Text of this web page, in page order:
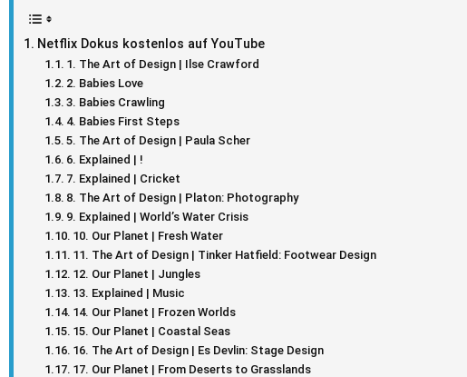
Netflix Dokus kostenlos auf YouTube
1. The Art of Design | Ilse Crawford
2. Babies Love
3. Babies Crawling
4. Babies First Steps
5. The Art of Design | Paula Scher
6. Explained | !
7. Explained | Cricket
8. The Art of Design | Platon: Photography
9. Explained | World’s Water Crisis
10. Our Planet | Fresh Water
11. The Art of Design | Tinker Hatfield: Footwear Design
12. Our Planet | Jungles
13. Explained | Music
14. Our Planet | Frozen Worlds
15. Our Planet | Coastal Seas
16. The Art of Design | Es Devlin: Stage Design
17. Our Planet | From Deserts to Grasslands